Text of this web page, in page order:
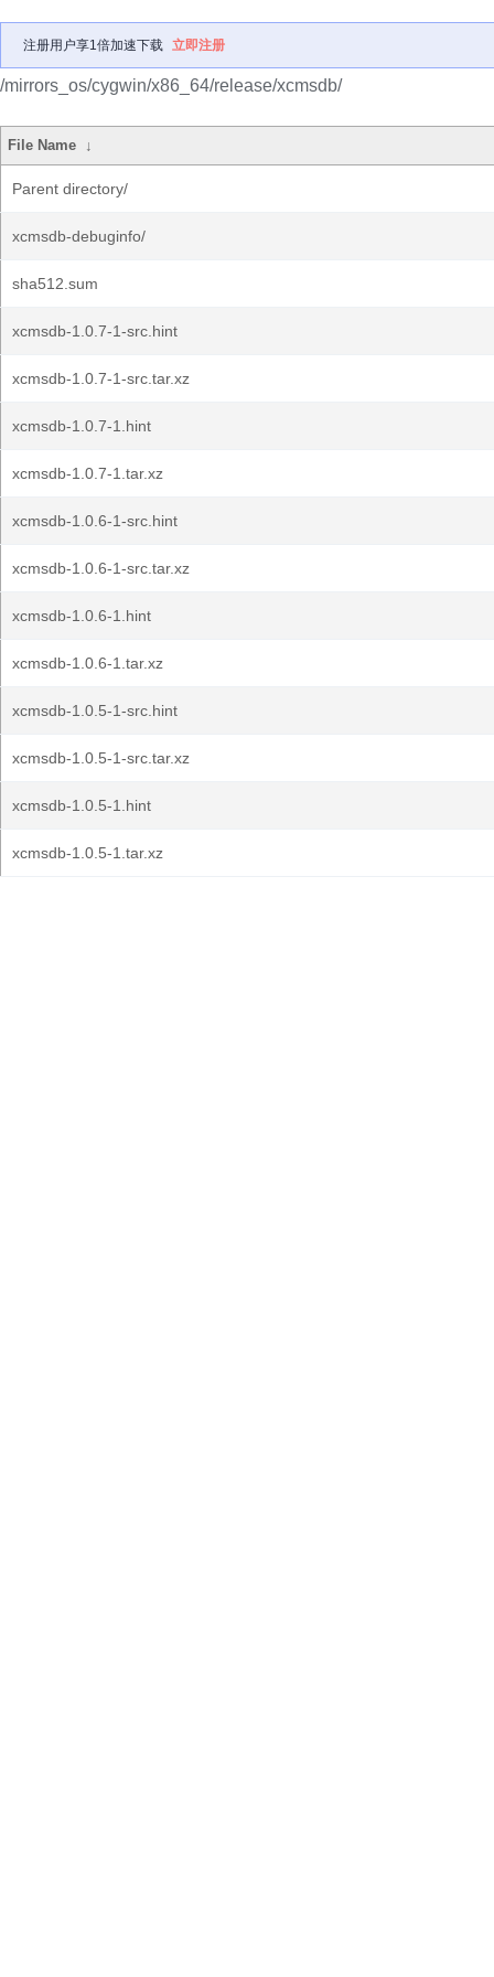
注册用户享1倍加速下载 立即注册
/mirrors_os/cygwin/x86_64/release/xcmsdb/
File Name ↓
Parent directory/
xcmsdb-debuginfo/
sha512.sum
xcmsdb-1.0.7-1-src.hint
xcmsdb-1.0.7-1-src.tar.xz
xcmsdb-1.0.7-1.hint
xcmsdb-1.0.7-1.tar.xz
xcmsdb-1.0.6-1-src.hint
xcmsdb-1.0.6-1-src.tar.xz
xcmsdb-1.0.6-1.hint
xcmsdb-1.0.6-1.tar.xz
xcmsdb-1.0.5-1-src.hint
xcmsdb-1.0.5-1-src.tar.xz
xcmsdb-1.0.5-1.hint
xcmsdb-1.0.5-1.tar.xz